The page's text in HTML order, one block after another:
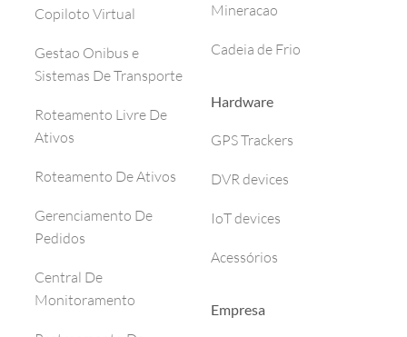
Copiloto Virtual
Gestao Onibus e
Sistemas De Transporte
Roteamento Livre De
Ativos
Roteamento De Ativos
Gerenciamento De
Pedidos
Central De
Monitoramento
Mineracao
Cadeia de Frio
Hardware
GPS Trackers
DVR devices
IoT devices
Acessórios
Empresa